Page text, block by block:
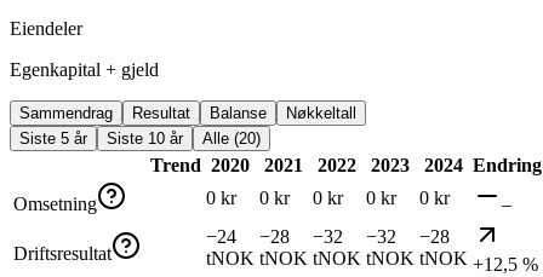
Eiendeler
Egenkapital + gjeld
Sammendrag Resultat Balanse
Nøkkeltall
Siste 5 år
Siste 10 år Alle (20)
Trend 2020 2021 2022 2023 2024 Endring
Omsetning
0 kr 0 kr 0 kr 0 kr 0 kr –
Driftsresultat
−24
tNOK
−28
tNOK
−32
tNOK
−32
tNOK
−28
tNOK +12,5 %